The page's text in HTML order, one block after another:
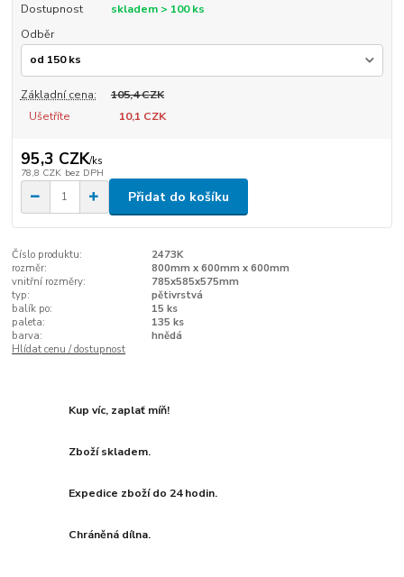
Dostupnost
skladem > 100 ks
Odběr
Základní cena:
105,4 CZK
Ušetříte
10,1 CZK
95,3 CZK/ks
78,8 CZK bez DPH
Přidat do košíku
Číslo produktu:
2473K
rozměr:
800mm x 600mm x 600mm
vnitřní rozměry:
785x585x575mm
typ:
pětivrstvá
balík po:
15 ks
paleta:
135 ks
barva:
hnědá
Hlídat cenu / dostupnost
Kup víc, zaplať míň!
Zboží skladem.
Expedice zboží do 24 hodin.
Chráněná dílna.